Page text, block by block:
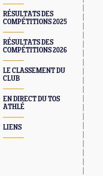
RÉSULTATS DES
COMPÉTITIONS 2025
RÉSULTATS DES
COMPÉTITIONS 2026
LE CLASSEMENT DU
CLUB
EN DIRECT DU TOS
ATHLÉ
LIENS